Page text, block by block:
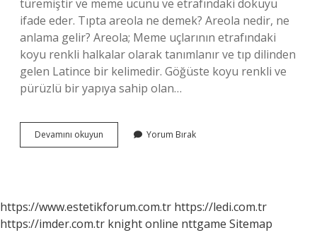
türemiştir ve meme ucunu ve etrafındaki dokuyu
ifade eder. Tıpta areola ne demek? Areola nedir, ne
anlama gelir? Areola; Meme uçlarının etrafındaki
koyu renkli halkalar olarak tanımlanır ve tıp dilinden
gelen Latince bir kelimedir. Göğüste koyu renkli ve
pürüzlü bir yapıya sahip olan…
Devamını okuyun Mammaria
Ne
Yorum Bırak
https://www.estetikforum.com.tr https://ledi.com.tr
https://imder.com.tr knight online nttgame Sitemap